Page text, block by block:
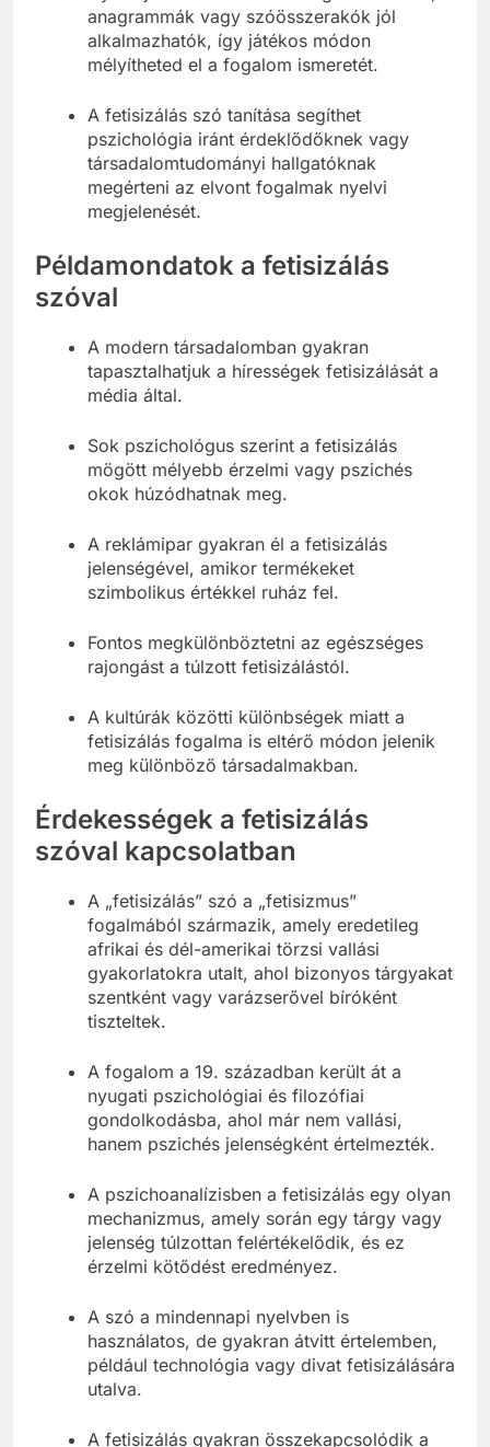
Nyelvi játékok során a szótagokra bontás,
anagrammák vagy szóösszerakók jól
alkalmazhatók, így játékos módon
A fetisizálás szó tanítása segíthet
pszichológia iránt érdeklődőknek vagy
társadalomtudományi hallgatóknak
megérteni az elvont fogalmak nyelvi
Példamondatok a fetisizálás
szóval
A modern társadalomban gyakran
tapasztalhatjuk a hírességek fetisizálását a
Sok pszichológus szerint a fetisizálás
mögött mélyebb érzelmi vagy pszichés
A reklámipar gyakran él a fetisizálás
jelenségével, amikor termékeket
Fontos megkülönböztetni az egészséges
A kultúrák közötti különbségek miatt a
fetisizálás fogalma is eltérő módon jelenik
Érdekességek a fetisizálás
szóval kapcsolatban
A „fetisizálás” szó a „fetisizmus”
fogalmából származik, amely eredetileg
afrikai és dél-amerikai törzsi vallási
gyakorlatokra utalt, ahol bizonyos tárgyakat
szentként vagy varázserővel bíróként
A fogalom a 19. században került át a
nyugati pszichológiai és filozófiai
gondolkodásba, ahol már nem vallási,
A pszichoanalízisben a fetisizálás egy olyan
mechanizmus, amely során egy tárgy vagy
jelenség túlzottan felértékelődik, és ez
A szó a mindennapi nyelvben is
használatos, de gyakran átvitt értelemben,
például technológia vagy divat fetisizálására